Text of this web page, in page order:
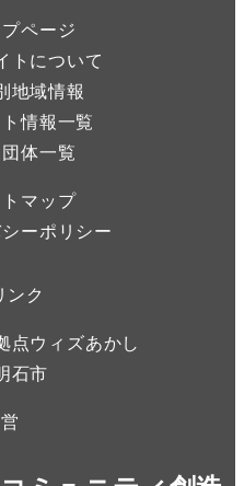
プページ
トについて
地域情報
情報一覧
体一覧
マップ
ーポリシー
ンク
点ウィズあかし
石市